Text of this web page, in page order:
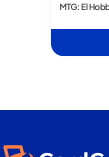
MTG: El